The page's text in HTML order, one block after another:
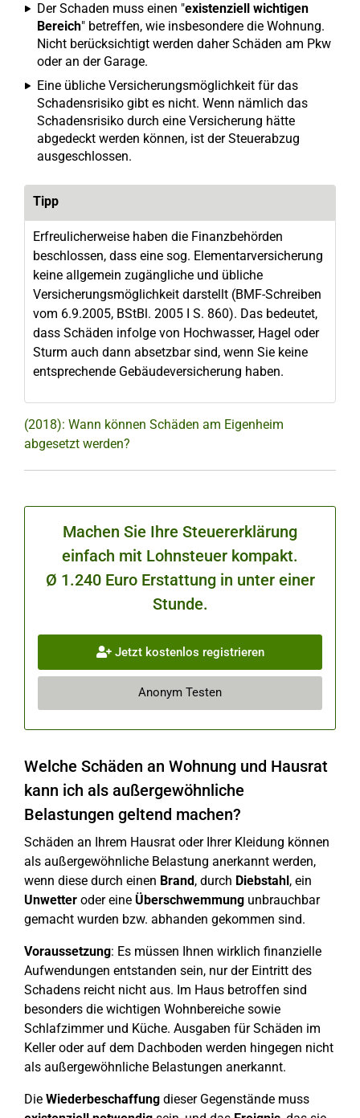
Der Schaden muss einen "existenziell wichtigen
Bereich" betreffen, wie insbesondere die Wohnung.
Nicht berücksichtigt werden daher Schäden am Pkw
oder an der Garage.
Eine übliche Versicherungsmöglichkeit für das
Schadensrisiko gibt es nicht. Wenn nämlich das
Schadensrisiko durch eine Versicherung hätte
abgedeckt werden können, ist der Steuerabzug
ausgeschlossen.
Tipp
Erfreulicherweise haben die Finanzbehörden
beschlossen, dass eine sog. Elementarversicherung
keine allgemein zugängliche und übliche
Versicherungsmöglichkeit darstellt (BMF-Schreiben
vom 6.9.2005, BStBl. 2005 I S. 860). Das bedeutet,
dass Schäden infolge von Hochwasser, Hagel oder
Sturm auch dann absetzbar sind, wenn Sie keine
entsprechende Gebäudeversicherung haben.
(2018): Wann können Schäden am Eigenheim
abgesetzt werden?
Machen Sie Ihre Steuererklärung
einfach mit Lohnsteuer kompakt.
Ø 1.240 Euro Erstattung in unter einer
Stunde.
Jetzt kostenlos registrieren
Anonym Testen
Welche Schäden an Wohnung und Hausrat
kann ich als außergewöhnliche
Belastungen geltend machen?
Schäden an Ihrem Hausrat oder Ihrer Kleidung können
als außergewöhnliche Belastung anerkannt werden,
wenn diese durch einen Brand, durch Diebstahl, ein
Unwetter oder eine Überschwemmung unbrauchbar
gemacht wurden bzw. abhanden gekommen sind.
Voraussetzung: Es müssen Ihnen wirklich finanzielle
Aufwendungen entstanden sein, nur der Eintritt des
Schadens reicht nicht aus. Im Haus betroffen sind
besonders die wichtigen Wohnbereiche sowie
Schlafzimmer und Küche. Ausgaben für Schäden im
Keller oder auf dem Dachboden werden hingegen nicht
als außergewöhnliche Belastungen anerkannt.
Die Wiederbeschaffung dieser Gegenstände muss